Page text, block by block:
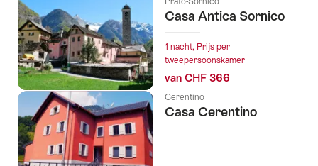
Casa Antica Sornico
1 nacht, Prijs per
tweepersoonskamer
van CHF 366
Cerentino
Casa Cerentino